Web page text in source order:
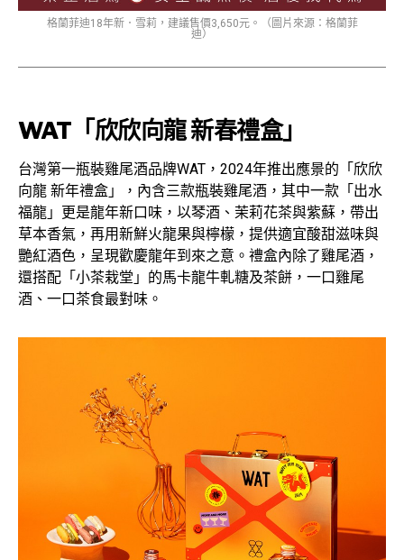
格蘭菲迪18年新．雪莉，建議售價3,650元。（圖片來源：格蘭菲
迪）
WAT「欣欣向龍 新春禮盒」
台灣第一瓶裝雞尾酒品牌WAT，2024年推出應景的「欣欣
向龍 新年禮盒」，內含三款瓶裝雞尾酒，其中一款「出水
福龍」更是龍年新口味，以琴酒、茉莉花茶與紫蘇，帶出
草本香氣，再用新鮮火龍果與檸檬，提供適宜酸甜滋味與
艷紅酒色，呈現歡慶龍年到來之意。禮盒內除了雞尾酒，
還搭配「小茶栽堂」的馬卡龍牛軋糖及茶餅，一口雞尾
酒、一口茶食最對味。